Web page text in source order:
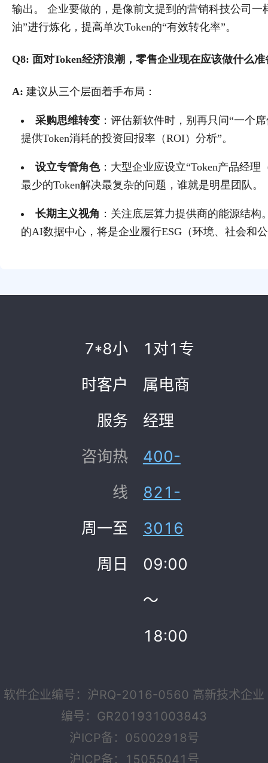
输出。 企业要做的，是像前文提到的营销科技公司
油”进行炼化，提高单次Token的“有效转化率”。
Q8: 面对Token经济浪潮，零售企业现在应该做什么准
A: ​ 建议从三个层面着手布局：
采购思维转变 ：评估新软件时，别再只问“一个
提供Token消耗的投资回报率（ROI）分析”。
设立专管角色：大型企业应设立“Token产品经理
最少的Token解决最复杂的问题，谁就是明星团队。
长期主义视角 ：关注底层算力提供商的能源结
的AI数据中心，将是企业履行ESG（环境、社会和
7*8小
时客户
服务
咨询热
线
周一至
周日
1对1专
属电商
经理
400-
821-
3016
09:00
～
18:00
软件企业编号：沪RQ-2016-0560 高新技术企业
编号：GR201931003843
沪ICP备：05002918号
沪ICP备：15055041号